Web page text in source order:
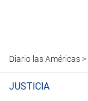
Diario las Américas>
JUSTICIA